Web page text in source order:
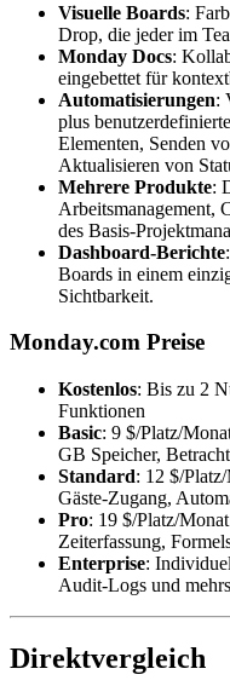
Visuelle Boards:
Drop, die jeder im
Monday Docs:
eingebettet für
Automatisierungen:
plus
Elementen, Senden
Aktualisieren von
Mehrere Produkte:
Arbeitsmanagement,
des Basis-
Dashboard-Berichte
Boards in einem
Sichtbarkeit.
Monday.com Preise
Kostenlos: Bis zu 2
Funktionen
Basic: 9 $/Platz/
GB Speicher,
Standard: 12 $/
Gäste-Zugang,
Pro: 19 $/Platz/
Zeiterfassung,
Enterprise:
Audit-Logs und
Direktvergleich